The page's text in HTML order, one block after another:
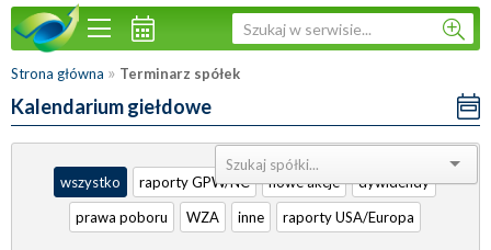
Strona główna » Terminarz spółek
Kalendarium giełdowe
Sortuj:
wszystko
raporty GPW/NC nowe akcje
dywidendy
prawa poboru
WZA inne raporty USA/Europa